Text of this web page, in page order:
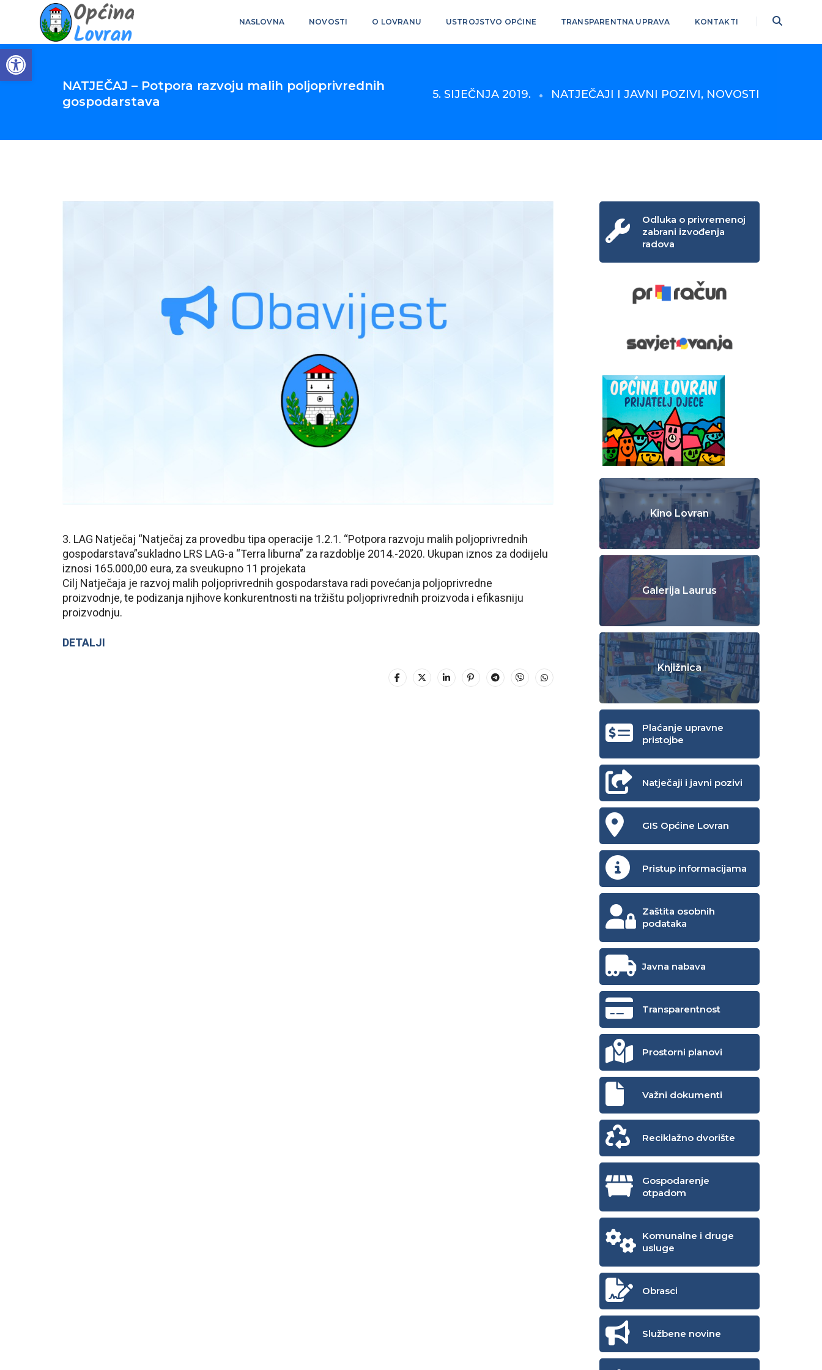
Open toolbar
NASLOVNA NOVOSTI O LOVRANU USTROJSTVO OPĆINE TRANSPARENTNA UPRAVA KONTAKTI
NATJEČAJ – Potpora razvoju malih poljoprivrednih
gospodarstava
5. SIJEČNJA 2019. NATJEČAJI I JAVNI POZIVI, NOVOSTI
3. LAG Natječaj “Natječaj za provedbu tipa operacije 1.2.1. “Potpora razvoju malih poljoprivrednih
gospodarstava”sukladno LRS LAG-a “Terra liburna” za razdoblje 2014.-2020. Ukupan iznos za dodijelu
iznosi 165.000,00 eura, za sveukupno 11 projekata
Cilj Natječaja je razvoj malih poljoprivrednih gospodarstava radi povećanja poljoprivredne
proizvodnje, te podizanja njihove konkurentnosti na tržištu poljoprivrednih proizvoda i efikasniju
proizvodnju.
DETALJI
Odluka o privremenoj
zabrani izvođenja
radova
Kino Lovran
Galerija Laurus
Knjižnica
Plaćanje upravne
pristojbe
Natječaji i javni pozivi
GIS Općine Lovran
Pristup informacijama
Zaštita osobnih
podataka
Javna nabava
Transparentnost
Prostorni planovi
Važni dokumenti
Reciklažno dvorište
Gospodarenje
otpadom
Komunalne i druge
usluge
Obrasci
Službene novine